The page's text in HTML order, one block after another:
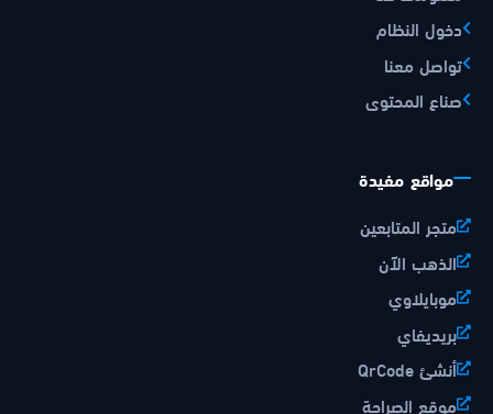
دخول النظام
تواصل معنا
صناع المحتوى
مواقع مفيدة
متجر المتابعين
الذهب الآن
موبايلاوي
بريديفاي
أنشئ QrCode
موقع الصراحة